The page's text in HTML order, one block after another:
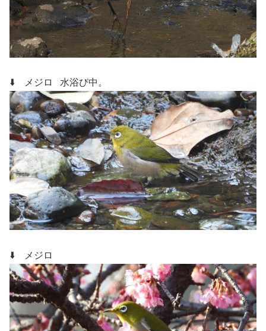
⬇️ メジロ 水浴び中。
⬇️ メジロ